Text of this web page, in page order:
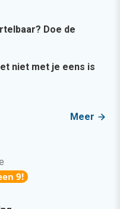
Doe de
niet met je eens is
Meer
9!